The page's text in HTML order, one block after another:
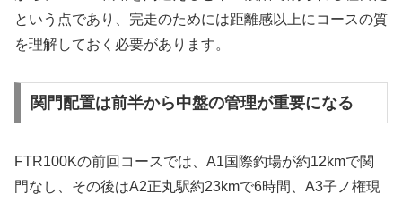
という点であり、完走のためには距離感以上にコースの質
を理解しておく必要があります。
関門配置は前半から中盤の管理が重要になる
FTR100Kの前回コースでは、A1国際釣場が約12kmで関
門なし、その後はA2正丸駅約23kmで6時間、A3子ノ権現